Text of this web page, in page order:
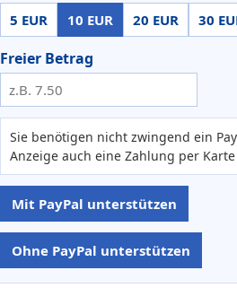
5 EUR 10 EUR 20 EUR 30
Freier Betrag
Sie benötigen nicht zwingend ein
Anzeige auch eine Zahlung per
Mit PayPal unterstützen
Ohne PayPal unterstützen